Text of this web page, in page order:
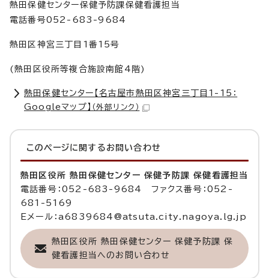
熱田保健センター保健予防課保健看護担当
電話番号052-683-9684
熱田区神宮三丁目1番15号
(熱田区役所等複合施設南館4階)
熱田保健センター【名古屋市熱田区神宮三丁目1-15：
Googleマップ】 （外部リンク）
このページに関する お問い合わせ
熱田区役所 熱田保健センター 保健予防課 保健看護担当
電話番号：052-683-9684 ファクス番号：052-
681-5169
Eメール：a6839684@atsuta.city.nagoya.lg.jp
熱田区役所 熱田保健センター 保健予防課 保
健看護担当へのお問い合わせ